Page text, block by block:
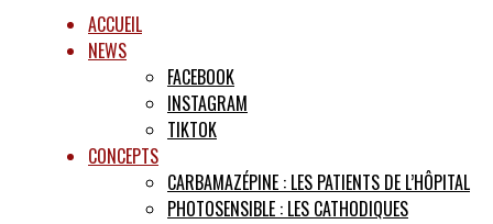
ACCUEIL
NEWS
FACEBOOK
INSTAGRAM
TIKTOK
CONCEPTS
CARBAMAZÉPINE : LES PATIENTS DE L’HÔPITAL
PHOTOSENSIBLE : LES CATHODIQUES